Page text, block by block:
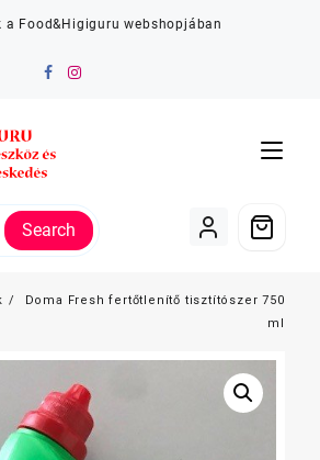
a Food&Higiguru webshopjában
Search
Doma Fresh fertőtlenítő tisztítószer 750
ml